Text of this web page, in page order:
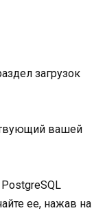
загрузок
вашей
ее, нажав на